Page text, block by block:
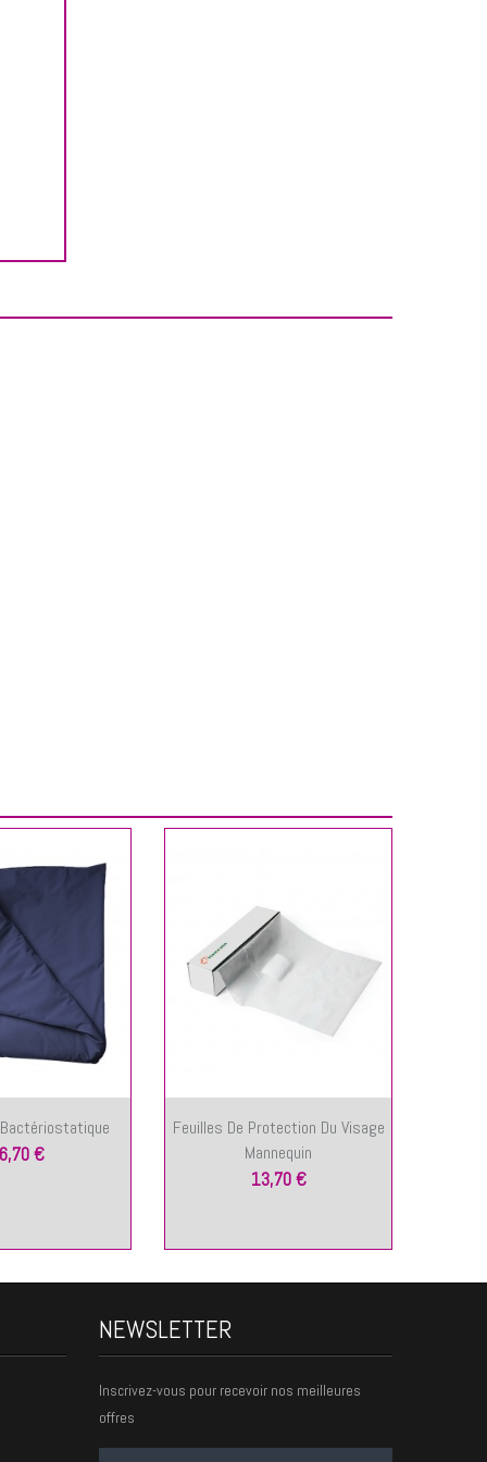
€
Feuilles De Protection Du Visage
Mannequin
13,70 €
NEWSLETTER
Inscrivez-vous pour recevoir nos meilleures
offres